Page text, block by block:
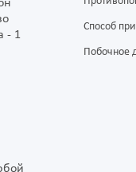
- 1
Способ
Побочное